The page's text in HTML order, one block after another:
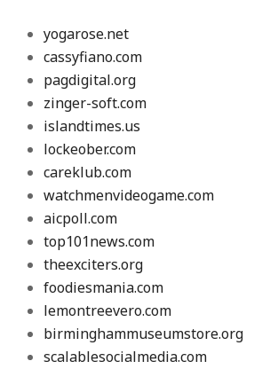
yogarose.net
cassyfiano.com
pagdigital.org
zinger-soft.com
islandtimes.us
lockeober.com
careklub.com
watchmenvideogame.com
aicpoll.com
top101news.com
theexciters.org
foodiesmania.com
lemontreevero.com
birminghammuseumstore.org
scalablesocialmedia.com